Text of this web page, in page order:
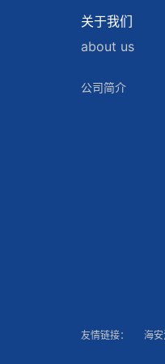
关于我们
about us
公司简介
友情链接： 海安